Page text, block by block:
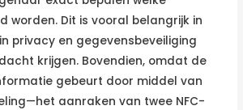
worden. Dit is vooral belangrijk in
privacy en gegevensbeveiliging
krijgen. Bovendien, omdat de
gebeurt door middel van
aanraken van twee NFC-